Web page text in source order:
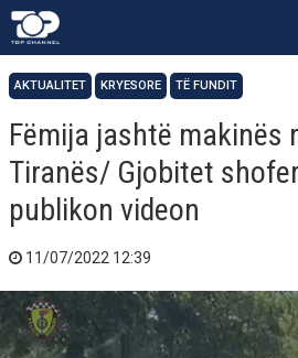
AKTUALITET KRYESORE TË FUNDIT
Fëmija jashtë makinës
Tiranës/ Gjobitet
publikon videon
11/07/2022 12:39